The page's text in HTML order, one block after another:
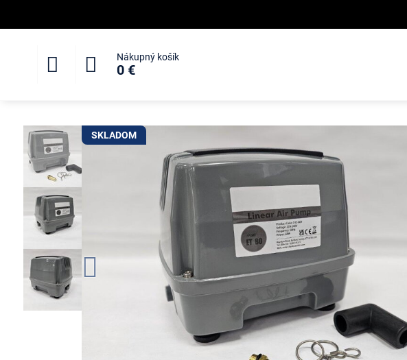
Nákupný košík
0 €
SKLADOM